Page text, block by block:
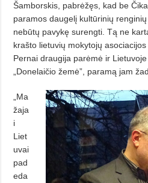
Šamborskis, pabrė­žęs, kad be
paramos daugelį kultūrinių
nebūtų pavykę surengti. Tą ne
krašto lietuvių mokytojų
Pernai draugija parėmė ir
„Donelaičio žemė”, paramą jam
„Ma
žaja
i
Liet
uvai
pad
eda